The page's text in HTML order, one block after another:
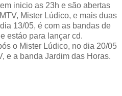
inicio as 23h e são abertas
Mister Lúdico, e mais duas
13/05, é com as bandas de
estáo para lançar cd.
o Mister Lúdico, no dia 20/05
e a banda Jardim das Horas.